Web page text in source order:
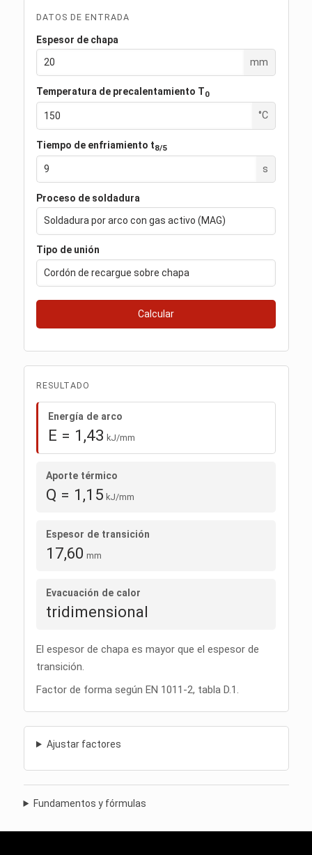
DATOS DE ENTRADA
Espesor de chapa
mm
Temperatura de precalentamiento T0
°C
Tiempo de enfriamiento t8/5
s
Proceso de soldadura
Tipo de unión
Calcular
RESULTADO
Energía de arco
E = 1,43 kJ/mm
Aporte térmico
Q = 1,15 kJ/mm
Espesor de transición
17,60 mm
Evacuación de calor
tridimensional
El espesor de chapa es mayor que el espesor de
transición.
Factor de forma según EN 1011-2, tabla D.1.
Ajustar factores
Fundamentos y fórmulas